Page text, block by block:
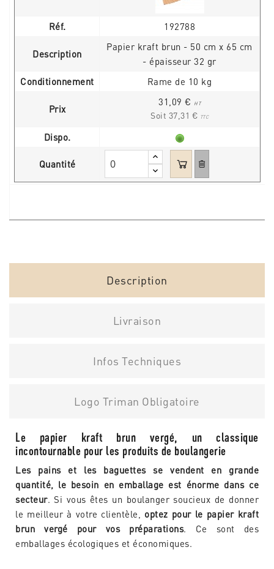
Réf. 192788
Description
Papier kraft brun - 50 cm x 65 cm
- épaisseur 32 gr
Conditionnement
Rame de 10 kg
Prix
31,09 € HT
Soit 37,31 € TTC
Dispo.
Quantité
Description
Livraison
Infos Techniques
Logo Triman Obligatoire
Le papier kraft brun vergé, un classique
incontournable pour les produits de boulangerie
Les pains et les baguettes se vendent en grande
quantité, le besoin en emballage est énorme dans ce
secteur. Si vous êtes un boulanger soucieux de donner
le meilleur à votre clientèle,
optez pour le papier kraft
brun vergé pour vos préparations. Ce sont des
emballages écologiques et économiques.